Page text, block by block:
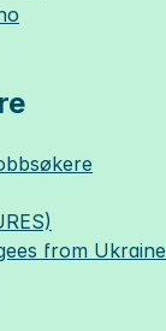
from Ukraine